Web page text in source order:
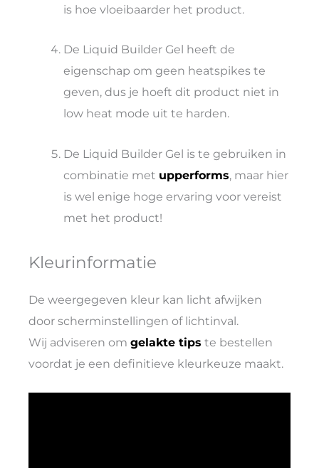
is hoe vloeibaarder het product.
De Liquid Builder Gel heeft de
eigenschap om geen heatspikes te
geven, dus je hoeft dit product niet in
low heat mode uit te harden.
De Liquid Builder Gel is te gebruiken in
combinatie met upperforms, maar hier
is wel enige hoge ervaring voor vereist
met het product!
Kleurinformatie
De weergegeven kleur kan licht afwijken
door scherminstellingen of lichtinval.
Wij adviseren om gelakte tips te bestellen
voordat je een definitieve kleurkeuze maakt.